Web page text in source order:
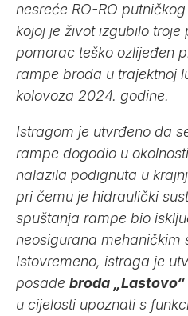
nesreće RO-RO putničkog
kojoj je život izgubilo
pomorac teško ozlijeđen
rampe broda u trajektnoj
kolovoza 2024. godine.
Istragom je utvrđeno da
rampe dogodio u
nalazila podignuta u
pri čemu je hidraulički
spuštanja rampe bio
neosigurana mehaničkim
Istovremeno, istraga je
posade broda „Lastovo“
u cijelosti upoznati s